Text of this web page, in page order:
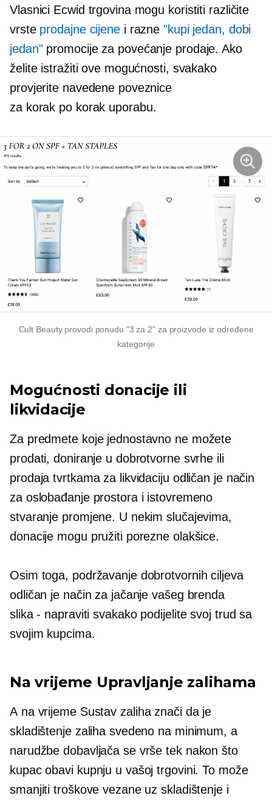
Vlasnici Ecwid trgovina mogu koristiti različite
vrste prodajne cijenei razne"kupi jedan, dobi
jedan"promocije za povećanje prodaje. Ako
želite istražiti ove mogućnosti, svakako
provjerite navedene poveznice
za korak po korak uporabu.
Cult Beauty provodi ponudu "3 za 2" za proizvode iz određene
kategorije
Mogućnosti donacije ili
likvidacije
Za predmete koje jednostavno ne možete
prodati, doniranje u dobrotvorne svrhe ili
prodaja tvrtkama za likvidaciju odličan je način
za oslobađanje prostora i istovremeno
stvaranje promjene. U nekim slučajevima,
donacije mogu pružiti porezne olakšice.
Osim toga, podržavanje dobrotvornih ciljeva
odličan je način za jačanje vašeg brenda
slika - napraviti svakako podijelite svoj trud sa
svojim kupcima.
Na vrijeme Upravljanje zalihama
A na vrijemeSustav zaliha znači da je
skladištenje zaliha svedeno na minimum, a
narudžbe dobavljača se vrše tek nakon što
kupac obavi kupnju u vašoj trgovini. To može
smanjiti troškove vezane uz skladištenje i